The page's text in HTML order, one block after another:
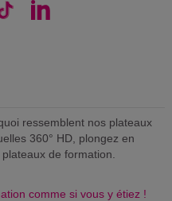
ressemblent nos plateaux
360° HD, plongez en
de formation.
comme si vous y étiez !